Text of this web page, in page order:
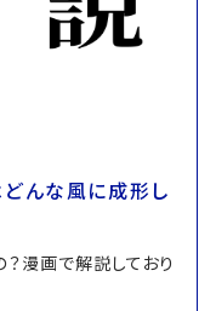
どんな風に成形し
漫画で解説しており